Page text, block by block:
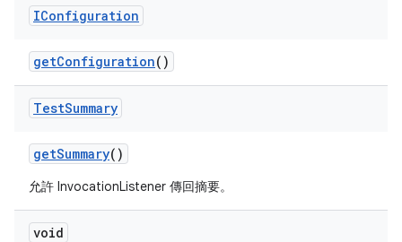
IConfiguration
getConfiguration()
TestSummary
getSummary()
允許 InvocationListener 傳回摘要。
void